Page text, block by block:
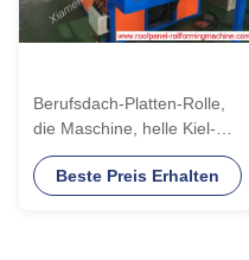
Berufsdach-Platten-Rolle,
die Maschine, helle Kiel-
Rolle bildet Maschine bildet
Beste Preis Erhalten